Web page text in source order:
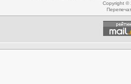
Copyright ©